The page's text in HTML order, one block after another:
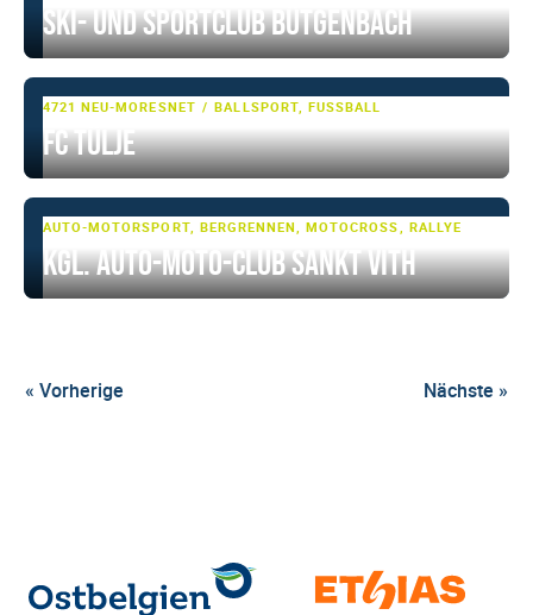
Ski- und Sportclub Bütgenbach
4721 NEU-MORESNET BALLSPORT, FUSSBALL
FC Tülje
AUTO-MOTORSPORT, BERGRENNEN, MOTOCROSS, RALLYE
Kgl. Auto-Moto-Club Sankt Vith
« Vorherige Nächste »